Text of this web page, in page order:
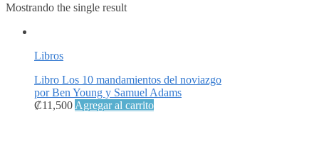
Mostrando the single result
Libros
Libro Los 10 mandamientos del noviazgo
por Ben Young y Samuel Adams
₡11,500 Agregar al carrito